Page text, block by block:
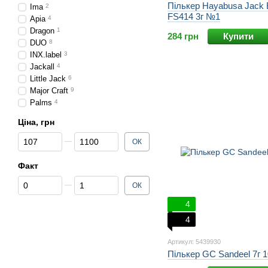
Пількер Hayabusa Jack
FS414 3г №1
284 грн
Купити
4
4
Артикул: 5439930
Пількер GC Sandeel 7г
Ima 2
Apia 4
Dragon 1
DUO 8
INX.label 3
Jackall 4
Little Jack 6
Major Craft 9
Palms 4
Ціна, грн
Від Ціна, грн
До Ціна, грн ОК
Факт
Від Факт
До Факт ОК